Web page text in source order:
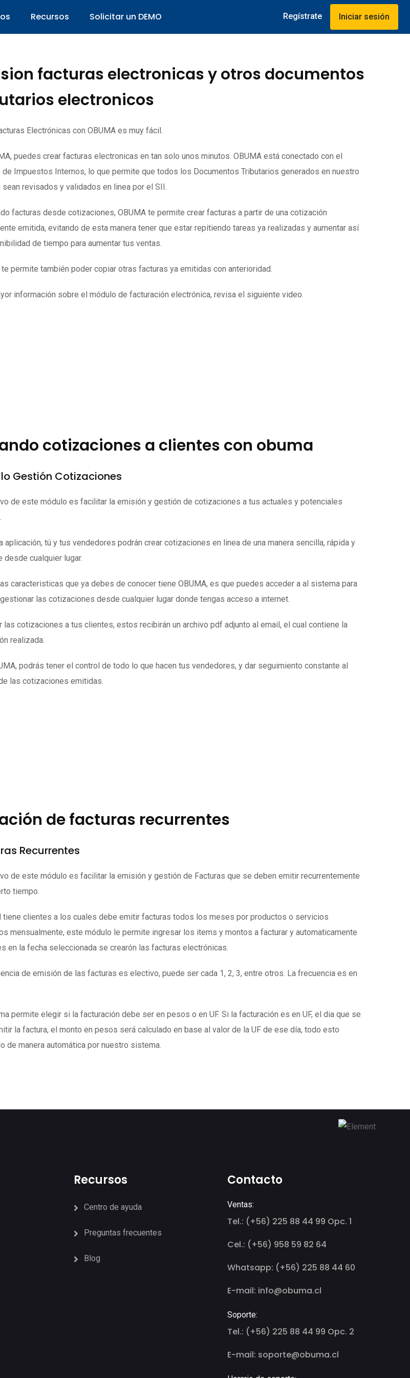
Recursos Solicitar un DEMO Regístrate Iniciar sesión
facturas electronicas y otros documentos
electronicos
Electrónicas con OBUMA es muy fácil.
puedes crear facturas electronicas en tan solo unos minutos. OBUMA está conectado con el
de Impuestos Internos, lo que permite que todos los Documentos Tributarios generados en nuestro
revisados y validados en linea por el SII.
facturas desde cotizaciones, OBUMA te permite crear facturas a partir de una cotización
emitida, evitando de esta manera tener que estar repitiendo tareas ya realizadas y aumentar así
de tiempo para aumentar tus ventas.
te permite también poder copiar otras facturas ya emitidas con anterioridad.
información sobre el módulo de facturación electrónica, revisa el siguiente video.
cotizaciones a clientes con obuma
Gestión Cotizaciones
de este módulo es facilitar la emisión y gestión de cotizaciones a tus actuales y potenciales
aplicación, tú y tus vendedores podrán crear cotizaciones en linea de una manera sencilla, rápida y
desde cualquier lugar.
caracteristicas que ya debes de conocer tiene OBUMA, es que puedes acceder a al sistema para
las cotizaciones desde cualquier lugar donde tengas acceso a internet.
las cotizaciones a tus clientes, estos recibirán un archivo pdf adjunto al email, el cual contiene la
realizada.
podrás tener el control de todo lo que hacen tus vendedores, y dar seguimiento constante al
las cotizaciones emitidas.
de facturas recurrentes
Recurrentes
de este módulo es facilitar la emisión y gestión de Facturas que se deben emitir recurrentemente
tiempo.
tiene clientes a los cuales debe emitir facturas todos los meses por productos o servicios
mensualmente, este módulo le permite ingresar los items y montos a facturar y automaticamente
en la fecha seleccionada se crearón las facturas electrónicas.
de emisión de las facturas es electivo, puede ser cada 1, 2, 3, entre otros. La frecuencia es en
permite elegir si la facturación debe ser en pesos o en UF. Si la facturación es en UF, el dia que se
la factura, el monto en pesos será calculado en base al valor de la UF de ese día, todo esto
de manera automática por nuestro sistema.
Recursos
Centro de ayuda
Preguntas frecuentes
Blog
Contacto
Ventas:
Tel.: (+56) 225 88 44 99 Opc. 1
Cel.: (+56) 958 59 82 64
Whatsapp: (+56) 225 88 44 60
E-mail: info@obuma.cl
Soporte:
Tel.: (+56) 225 88 44 99 Opc. 2
E-mail: soporte@obuma.cl